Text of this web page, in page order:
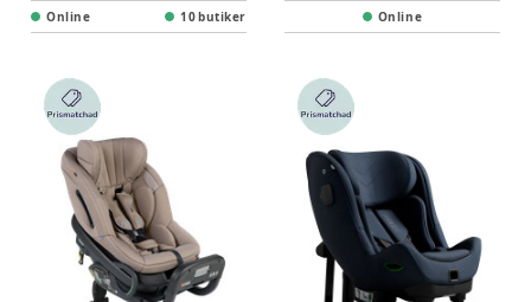
Online 10 butiker Online